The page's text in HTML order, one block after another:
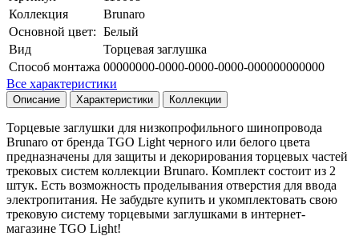
Коллекция
Brunaro
Основной цвет: Белый
Вид
Торцевая заглушка
Способ монтажа 00000000-0000-0000-0000-000000000000
Все характеристики
Описание Характеристики Коллекции
Торцевые заглушки для низкопрофильного шинопровода
Brunaro от бренда TGO Light черного или белого цвета
предназначены для защиты и декорирования торцевых частей
трековых систем коллекции Brunaro. Комплект состоит из 2
штук. Есть возможность проделывания отверстия для ввода
электропитания. Не забудьте купить и укомплектовать свою
трековую систему торцевыми заглушками в интернет-
магазине TGO Light!